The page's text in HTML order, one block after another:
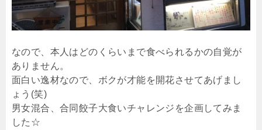
なので、本人はどのくらいまで食べられるかの自覚が
ありません。
面白い逸材なので、ボクが才能を開花させてあげまし
ょう(笑)
男女混合、合同餃子大食いチャレンジを企画してみま
した☆